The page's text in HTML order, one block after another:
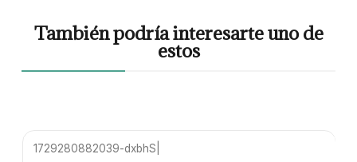
También podría interesarte uno de
estos
1729280882039-dxbhS